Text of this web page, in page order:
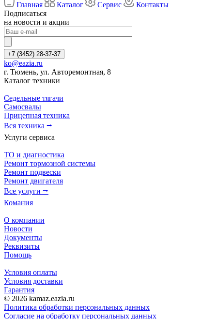
Главная Каталог Сервис
Контакты
Подписаться
на новости и акции
+7 (3452) 28-37-37
ko@eazia.ru
г. Тюмень, ул. Авторемонтная, 8
Каталог техники
Седельные тягачи
Самосвалы
Прицепная техника
Вся техника ⭢
Услуги сервиса
ТО и диагностика
Ремонт тормозной системы
Ремонт подвески
Ремонт двигателя
Все услуги ⭢
Комания
О компании
Новости
Документы
Реквизиты
Помощь
Условия оплаты
Условия доставки
Гарантия
© 2026 kamaz.eazia.ru
Политика обработки персональных данных
Согласие на обработку персональных данных